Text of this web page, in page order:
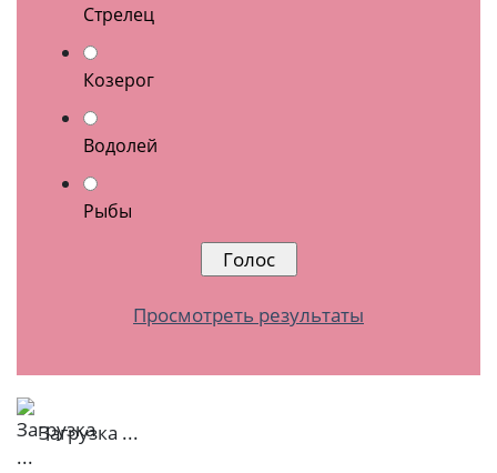
Стрелец
Козерог
Водолей
Рыбы
Просмотреть результаты
Загрузка ...